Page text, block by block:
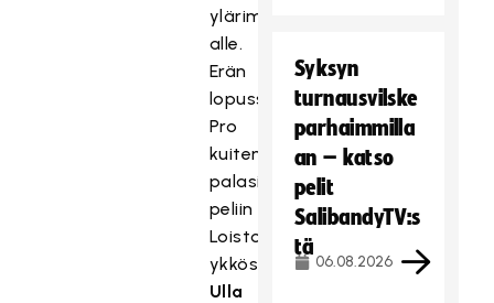
yläriman
alle.
Erän
lopussa
Pro
kuitenkin
palasi
peliin
Loiston
ykköstähti
Ulla
Syksyn
turnausvilske
parhaimmilla
an – katso
pelit
SalibandyTV:s
tä
06.08.2026